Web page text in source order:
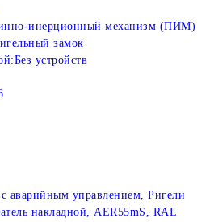
инерционный механизм (ПИМ)
замок
Без устройств
аварийным управлением, Ригели
накладной, AER55mS, RAL